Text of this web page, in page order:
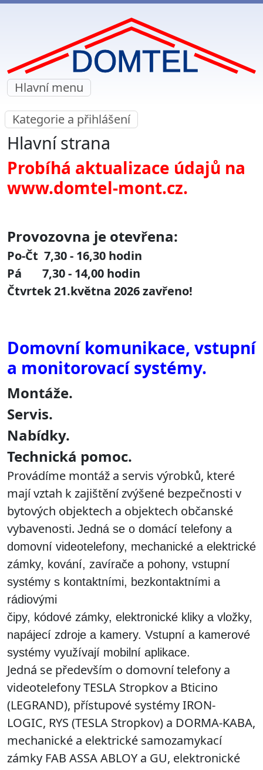
Hlavní menu
Kategorie a přihlášení
Hlavní strana
Probíhá aktualizace údajů na
www.domtel-mont.cz.
Provozovna je otevřena:
Po-Čt 7,30 - 16,30 hodin
Pá 7,30 - 14,00 hodin
Čtvrtek 21.května 2026 zavřeno!
Domovní komunikace, vstupní
a monitorovací systémy.
Montáže.
Servis.
Nabídky.
Technická pomoc.
Provádíme montáž a servis výrobků, které
mají vztah k zajištění zvýšené bezpečnosti v
bytových objektech a objektech občanské
vybavenosti. Jedná se o domácí telefony a
domovní videotelefony, mechanické a elektrické
zámky, kování, zavírače a pohony, vstupní
systémy s kontaktními, bezkontaktními a
rádiovými
čipy, kódové zámky, elektronické kliky a vložky,
napájecí zdroje a kamery. Vstupní a kamerové
systémy využívají mobilní aplikace.
Jedná se především o domovní telefony a
videotelefony TESLA Stropkov a Bticino
(LEGRAND), přístupové systémy IRON-
LOGIC, RYS (TESLA Stropkov) a DORMA-KABA,
mechanické a elektrické samozamykací
zámky FAB ASSA ABLOY a GU, elektronické